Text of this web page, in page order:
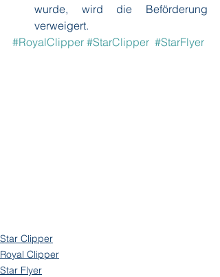
wurde, wird die Beförderung
verweigert.
#RoyalClipper #StarClipper #StarFlyer
Star Clipper
Royal Clipper
Star Flyer